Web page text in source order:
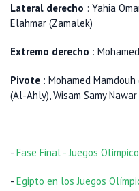
Lateral derecho : Yahia
Elahmar (Zamalek)
Extremo derecho :
Pivote : Mohamed
(Al-Ahly), Wisam Samy
- Fase Final - Juegos
- Egipto en los Juegos